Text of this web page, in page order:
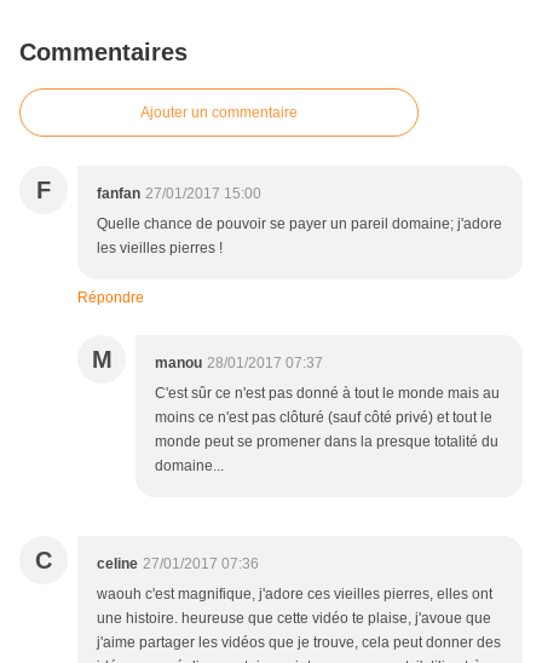
Commentaires
Ajouter un commentaire
F fanfan 27/01/2017 15:00
Quelle chance de pouvoir se payer un pareil domaine; j'adore
les vieilles pierres !
Répondre
M manou 28/01/2017 07:37
C'est sûr ce n'est pas donné à tout le monde mais au
moins ce n'est pas clôturé (sauf côté privé) et tout le
monde peut se promener dans la presque totalité du
domaine...
C celine 27/01/2017 07:36
waouh c'est magnifique, j'adore ces vieilles pierres, elles ont
une histoire. heureuse que cette vidéo te plaise, j'avoue que
j'aime partager les vidéos que je trouve, cela peut donner des